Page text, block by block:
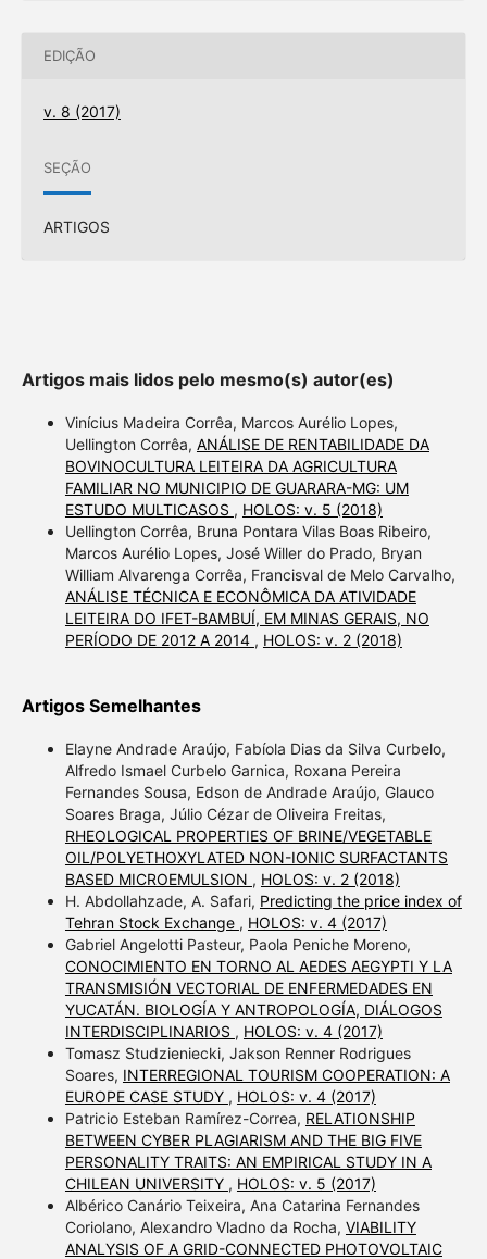
EDIÇÃO
v. 8 (2017)
SEÇÃO
ARTIGOS
Artigos mais lidos pelo mesmo(s) autor(es)
Vinícius Madeira Corrêa, Marcos Aurélio Lopes,
Uellington Corrêa, ANÁLISE DE RENTABILIDADE DA
BOVINOCULTURA LEITEIRA DA AGRICULTURA
FAMILIAR NO MUNICIPIO DE GUARARA-MG: UM
ESTUDO MULTICASOS , HOLOS: v. 5 (2018)
Uellington Corrêa, Bruna Pontara Vilas Boas Ribeiro,
Marcos Aurélio Lopes, José Willer do Prado, Bryan
William Alvarenga Corrêa, Francisval de Melo Carvalho,
ANÁLISE TÉCNICA E ECONÔMICA DA ATIVIDADE
LEITEIRA DO IFET-BAMBUÍ, EM MINAS GERAIS, NO
PERÍODO DE 2012 A 2014 , HOLOS: v. 2 (2018)
Artigos Semelhantes
Elayne Andrade Araújo, Fabíola Dias da Silva Curbelo,
Alfredo Ismael Curbelo Garnica, Roxana Pereira
Fernandes Sousa, Edson de Andrade Araújo, Glauco
Soares Braga, Júlio Cézar de Oliveira Freitas,
RHEOLOGICAL PROPERTIES OF BRINE/VEGETABLE
OIL/POLYETHOXYLATED NON-IONIC SURFACTANTS
BASED MICROEMULSION , HOLOS: v. 2 (2018)
H. Abdollahzade, A. Safari, Predicting the price index of
Tehran Stock Exchange , HOLOS: v. 4 (2017)
Gabriel Angelotti Pasteur, Paola Peniche Moreno,
CONOCIMIENTO EN TORNO AL AEDES AEGYPTI Y LA
TRANSMISIÓN VECTORIAL DE ENFERMEDADES EN
YUCATÁN. BIOLOGÍA Y ANTROPOLOGÍA, DIÁLOGOS
INTERDISCIPLINARIOS , HOLOS: v. 4 (2017)
Tomasz Studzieniecki, Jakson Renner Rodrigues
Soares, INTERREGIONAL TOURISM COOPERATION: A
EUROPE CASE STUDY , HOLOS: v. 4 (2017)
Patricio Esteban Ramírez-Correa, RELATIONSHIP
BETWEEN CYBER PLAGIARISM AND THE BIG FIVE
PERSONALITY TRAITS: AN EMPIRICAL STUDY IN A
CHILEAN UNIVERSITY , HOLOS: v. 5 (2017)
Albérico Canário Teixeira, Ana Catarina Fernandes
Coriolano, Alexandro Vladno da Rocha, VIABILITY
ANALYSIS OF A GRID-CONNECTED PHOTOVOLTAIC